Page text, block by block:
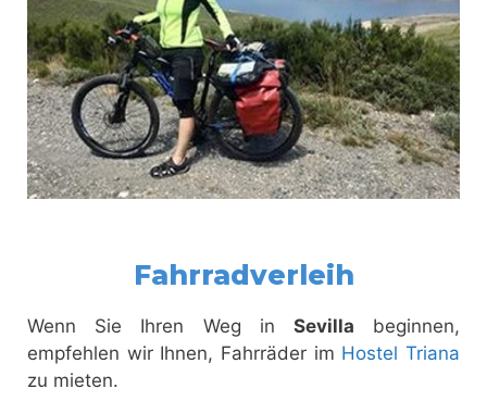
Fahrradverleih
Wenn Sie Ihren Weg in Sevilla beginnen,
empfehlen wir Ihnen, Fahrräder im Hostel Triana
zu mieten.